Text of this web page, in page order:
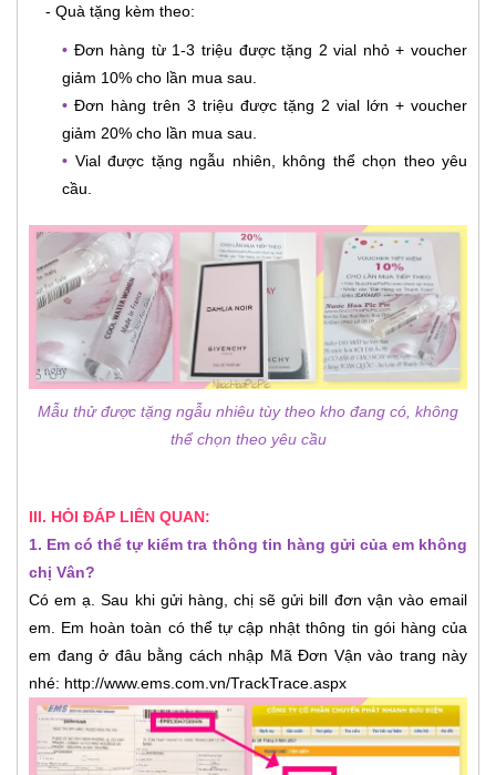
- Quà tặng kèm theo:
• Đơn hàng từ 1-3 triệu được tặng 2 vial nhỏ + voucher
giảm 10% cho lần mua sau.
• Đơn hàng trên 3 triệu được tặng 2 vial lớn + voucher
giảm 20% cho lần mua sau.
• Vial được tặng ngẫu nhiên, không thể chọn theo yêu
cầu.
Mẫu thử được tặng ngẫu nhiêu tùy theo kho đang có, không
thể chọn theo yêu cầu
III. HỎI ĐÁP LIÊN QUAN:
1. Em có thể tự kiểm tra thông tin hàng gửi của em không
chị Vân?
Có em ạ. Sau khi gửi hàng, chị sẽ gửi bill đơn vận vào email
em. Em hoàn toàn có thể tự cập nhật thông tin gói hàng của
em đang ở đâu bằng cách nhập Mã Đơn Vận vào trang này
nhé: http://www.ems.com.vn/TrackTrace.aspx